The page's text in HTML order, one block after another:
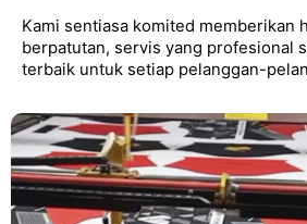
Kami sentiasa komited memberikan
berpatutan, servis yang profesional
terbaik untuk setiap pelanggan-